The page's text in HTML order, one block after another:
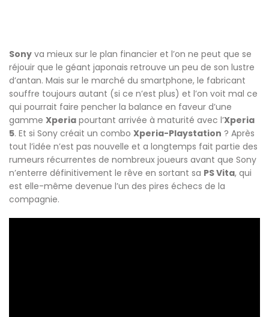
Sony va mieux sur le plan financier et l’on ne peut que se
réjouir que le géant japonais retrouve un peu de son lustre
d’antan. Mais sur le marché du smartphone, le fabricant
souffre toujours autant (si ce n’est plus) et l’on voit mal ce
qui pourrait faire pencher la balance en faveur d’une
gamme Xperia pourtant arrivée à maturité avec l’Xperia
5. Et si Sony créait un combo Xperia-Playstation ? Après
tout l’idée n’est pas nouvelle et a longtemps fait partie des
rumeurs récurrentes de nombreux joueurs avant que Sony
n’enterre définitivement le rêve en sortant sa PS Vita, qui
est elle-même devenue l’un des pires échecs de la
compagnie.